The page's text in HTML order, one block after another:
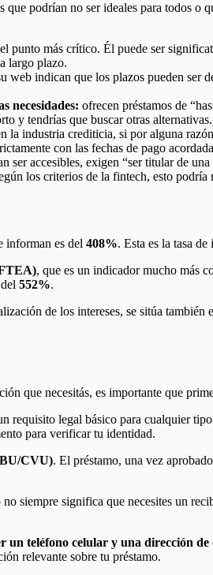
podrían no ser ideales para todos
punto más crítico. Él puede ser
largo plazo.
web indican que los plazos pueden ser
necesidades: ofrecen préstamos de
y tendrías que buscar otras alternativas.
la industria crediticia, si por alguna
con las fechas de pago
ser accesibles, exigen “ser titular de
los criterios de la fintech, esto podría
informan es del 408%. Esta es la tasa
, que es un indicador mucho más
552%.
de los intereses, se sitúa también
que necesitás, es importante que
requisito legal básico para cualquier
para verificar tu identidad.
CVU). El préstamo, una vez
no siempre significa que necesites un
un teléfono celular y una dirección
relevante sobre tu préstamo.